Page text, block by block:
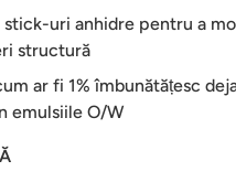
stick-uri anhidre pentru a
structură
ar fi 1% îmbunătățesc
emulsiile O/W